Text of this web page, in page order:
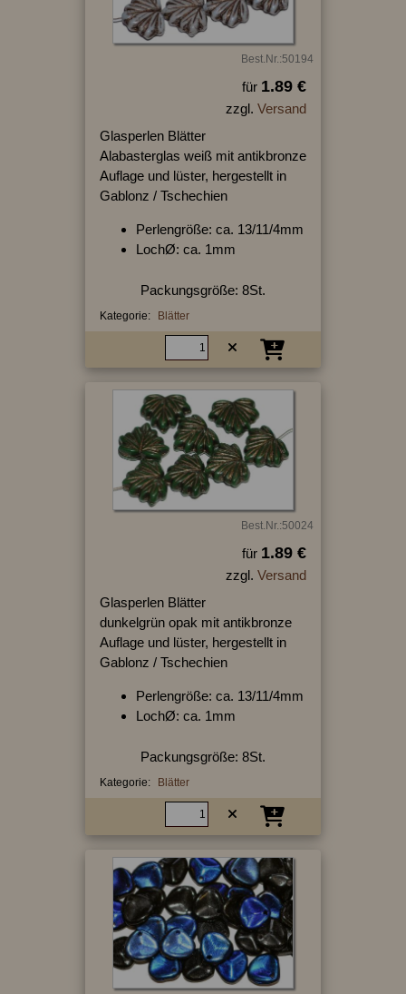
Best.Nr.:50194
für 1.89 €
zzgl. Versand
Glasperlen Blätter
Alabasterglas weiß mit antikbronze
Auflage und lüster, hergestellt in
Gablonz / Tschechien
Perlengröße: ca. 13/11/4mm
LochØ: ca. 1mm
Packungsgröße: 8St.
Kategorie: Blätter
Best.Nr.:50024
für 1.89 €
zzgl. Versand
Glasperlen Blätter
dunkelgrün opak mit antikbronze
Auflage und lüster, hergestellt in
Gablonz / Tschechien
Perlengröße: ca. 13/11/4mm
LochØ: ca. 1mm
Packungsgröße: 8St.
Kategorie: Blätter